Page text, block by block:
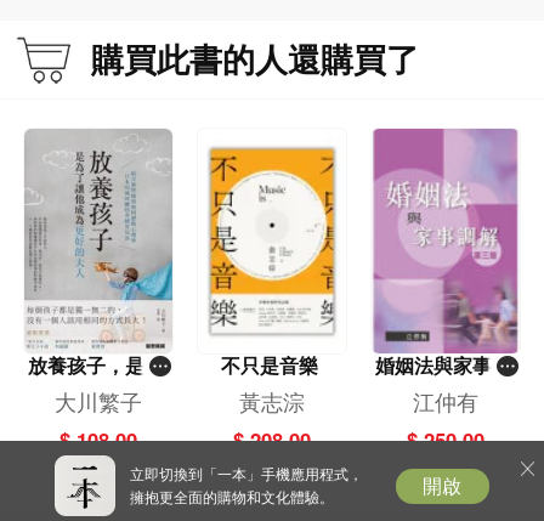
・止步觀察練習：在移動中刻意停下30秒，純粹觀察環境音，切換大腦的緊繃模
式。
・身體掃描微練習：察覺肩膀或眉心緊繃感並刻意放鬆，透過釋放生理張力來舒
緩壓力。
★ 告別「過度專注」的倦怠：讓大腦不疲勞的高效切換術
本書提倡的是「剛剛好的『禪』集中」，這是一種更輕鬆、讓大腦不易疲勞、可
持續的專注模式。結合「正念」練習，讓「思考與行動最佳化」，在清晰覺察內
在狀態的同時，依然保有心靈的餘裕。
◎掃描120項心靈焦慮×對應6大情境，奪回「覺察當下」的身心主控權
書中設計120項「心靈SOS」檢查表，就像是一場全方位的身心斷層掃描，逐一
生動力的正念小
購買此書的人還購買了
放養孩子，是為
了讓他成為更好
的大人：結合蒙
特梭利與阿德勒
心理學，日本92
歲阿嬤的奇蹟育
大川繁子
$ 108.00
不只是音樂
黃志淙
$ 208.00
婚姻法與家事調
解（第三版）
江仲有
$ 250.00
立即切換到「一本」手機應用程式，
擁抱更全面的購物和文化體驗。
開啟